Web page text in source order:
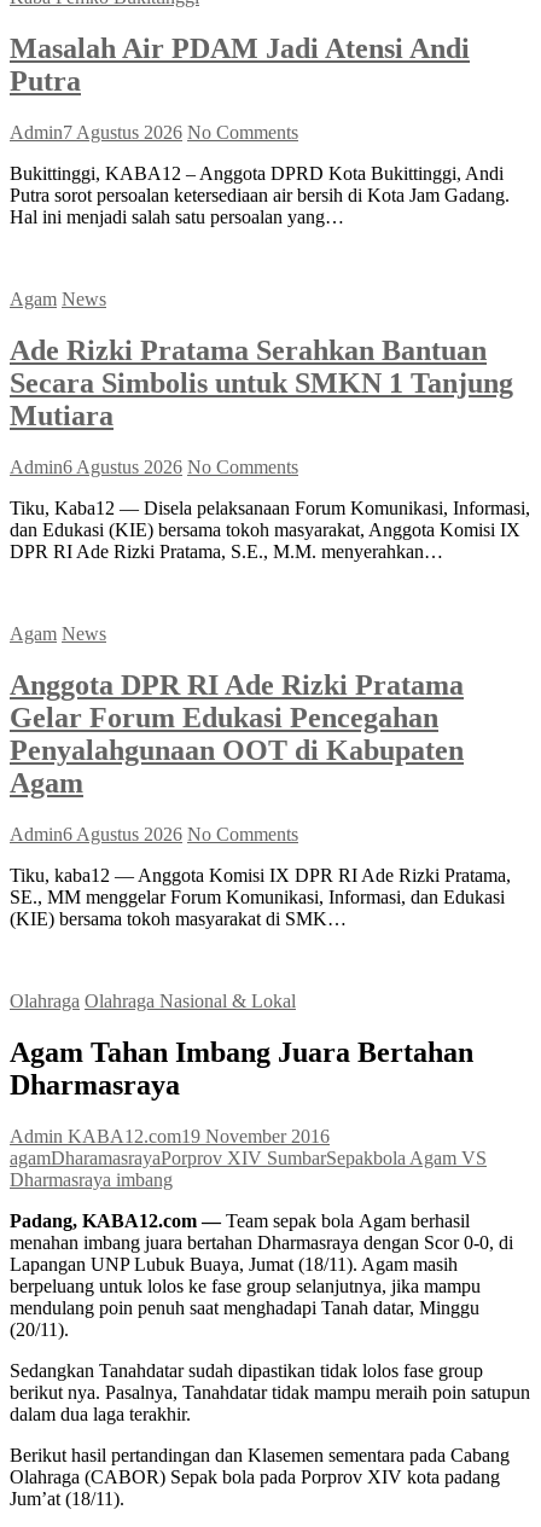
Masalah Air PDAM Jadi Atensi Andi
Putra
Admin7 Agustus 2026 No Comments
Bukittinggi, KABA12 – Anggota DPRD Kota Bukittinggi, Andi
Putra sorot persoalan ketersediaan air bersih di Kota Jam Gadang.
Hal ini menjadi salah satu persoalan yang…
Agam News
Ade Rizki Pratama Serahkan Bantuan
Secara Simbolis untuk SMKN 1 Tanjung
Mutiara
Admin6 Agustus 2026 No Comments
Tiku, Kaba12 — Disela pelaksanaan Forum Komunikasi, Informasi,
dan Edukasi (KIE) bersama tokoh masyarakat, Anggota Komisi IX
DPR RI Ade Rizki Pratama, S.E., M.M. menyerahkan…
Agam News
Anggota DPR RI Ade Rizki Pratama
Gelar Forum Edukasi Pencegahan
Penyalahgunaan OOT di Kabupaten
Agam
Admin6 Agustus 2026 No Comments
Tiku, kaba12 — Anggota Komisi IX DPR RI Ade Rizki Pratama,
SE., MM menggelar Forum Komunikasi, Informasi, dan Edukasi
(KIE) bersama tokoh masyarakat di SMK…
Olahraga Olahraga Nasional & Lokal
Agam Tahan Imbang Juara Bertahan
Dharmasraya
Admin KABA12.com19 November 2016
agamDharamasrayaPorprov XIV SumbarSepakbola Agam VS
Dharmasraya imbang
Padang, KABA12.com —Team sepak bola Agam berhasil
menahan imbang juara bertahan Dharmasraya dengan Scor 0-0, di
Lapangan UNP Lubuk Buaya, Jumat (18/11). Agam masih
berpeluang untuk lolos ke fase group selanjutnya, jika mampu
mendulang poin penuh saat menghadapi Tanah datar, Minggu
(20/11).
Sedangkan Tanahdatar sudah dipastikan tidak lolos fase group
berikut nya. Pasalnya, Tanahdatar tidak mampu meraih poin satupun
dalam dua laga terakhir.
Berikut hasil pertandingan dan Klasemen sementara pada Cabang
Olahraga (CABOR) Sepak bola pada Porprov XIV kota padang
Jum’at (18/11).